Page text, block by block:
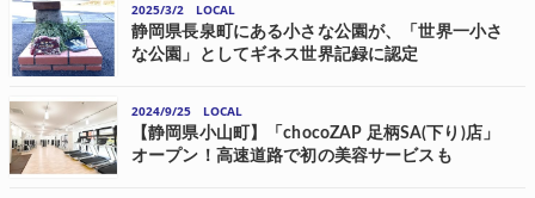
するホームセンター「ジャンボエンチョー」及び「ホームアシスト」
だ。 旗艦店であるジャンボエンチ...
2025/3/2
LOCAL
静岡県長泉町にある小さな公園が、「世界一小さ
な公園」としてギネス世界記録に認定
都市計画道路の建設時余剰地に歩行者の休憩場所として整備されたも
の。これまで、“自称”世界一...
2024/9/25
LOCAL
【静岡県小山町】「chocoZAP 足柄SA(下り)店」
オープン！高速道路で初の美容サービスも